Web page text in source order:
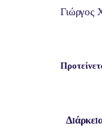
Γιώργος
Διάρκει